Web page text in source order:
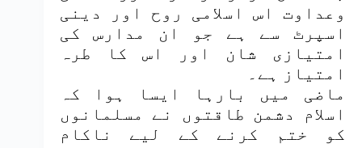
وعداوت اس اسلامی روح اور دینی
اسپرٹ سے ہے جو ان مدارس کی
امتیازی شان اور اس کا طرہ
امتیاز ہے۔
ماضی میں بارہا ایسا ہوا کہ
اسلام دشمن طاقتوں نے مسلمانوں
کو ختم کرنے کے لیے ناکام